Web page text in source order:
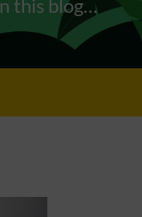
this blog…